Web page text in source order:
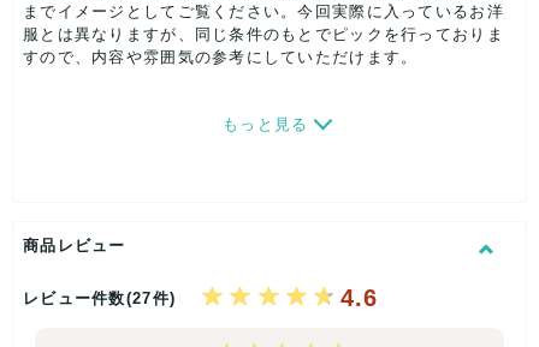
までイメージとしてご覧ください。今回実際に入っているお洋
服とは異なりますが、同じ条件のもとでピックを行っておりま
すので、内容や雰囲気の参考にしていただけます。
*こちらの商品は、新品タグ付き未使用のお洋服をランダムにお
S・M・Lサイズを中心に、その他のサイズも含まれる場合がご
ざいます。
(サイズ表記がないものは見た目や着用感によりレディースとし
もっと見る
商品レビュー
レビュー件数(27件) 4.6